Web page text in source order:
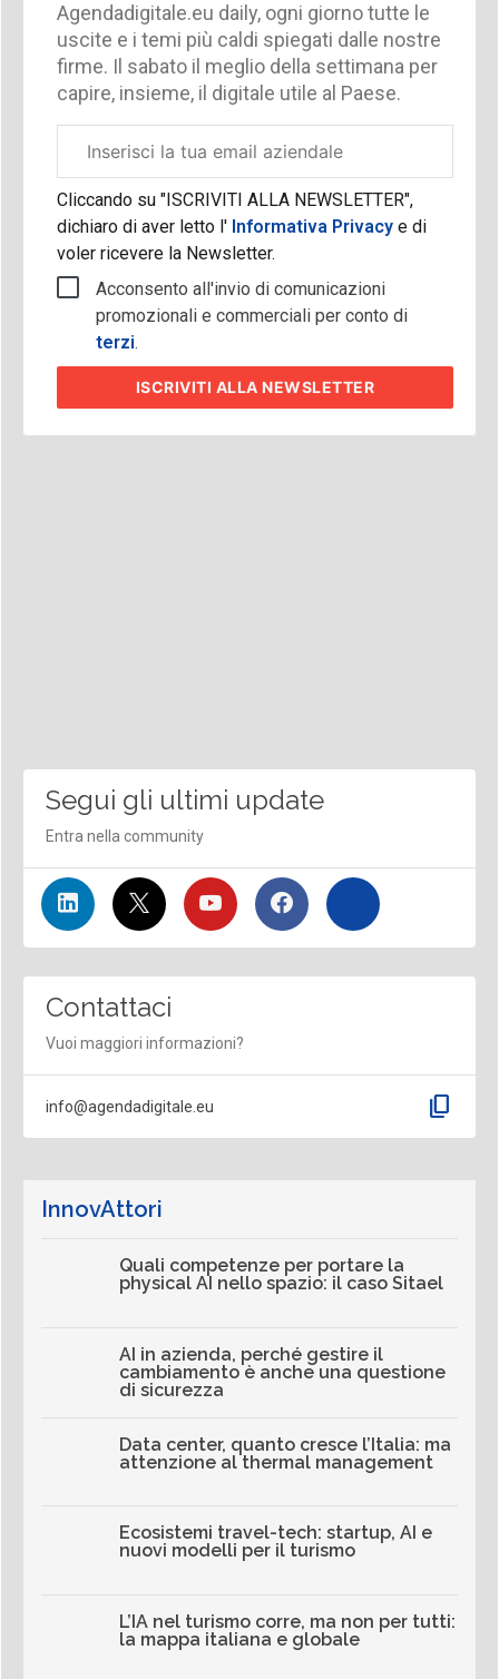
Agendadigitale.eu daily, ogni giorno tutte le
uscite e i temi più caldi spiegati dalle nostre
firme. Il sabato il meglio della settimana per
capire, insieme, il digitale utile al Paese.
aziendale
Cliccando su "ISCRIVITI ALLA NEWSLETTER",
dichiaro di aver letto l'Informativa Privacy e di
voler ricevere la Newsletter.
Acconsento all'invio di comunicazioni
promozionali e commerciali per conto di
terzi.
ISCRIVITI ALLA NEWSLETTER
Segui gli ultimi update
Entra nella community
Contattaci
Vuoi maggiori informazioni?
info@agendadigitale.eu content_copy
InnovAttori
Quali competenze per portare la
physical AI nello spazio: il caso Sitael
AI in azienda, perché gestire il
cambiamento è anche una questione
di sicurezza
Data center, quanto cresce l’Italia: ma
attenzione al thermal management
Ecosistemi travel-tech: startup, AI e
nuovi modelli per il turismo
L’IA nel turismo corre, ma non per tutti:
la mappa italiana e globale